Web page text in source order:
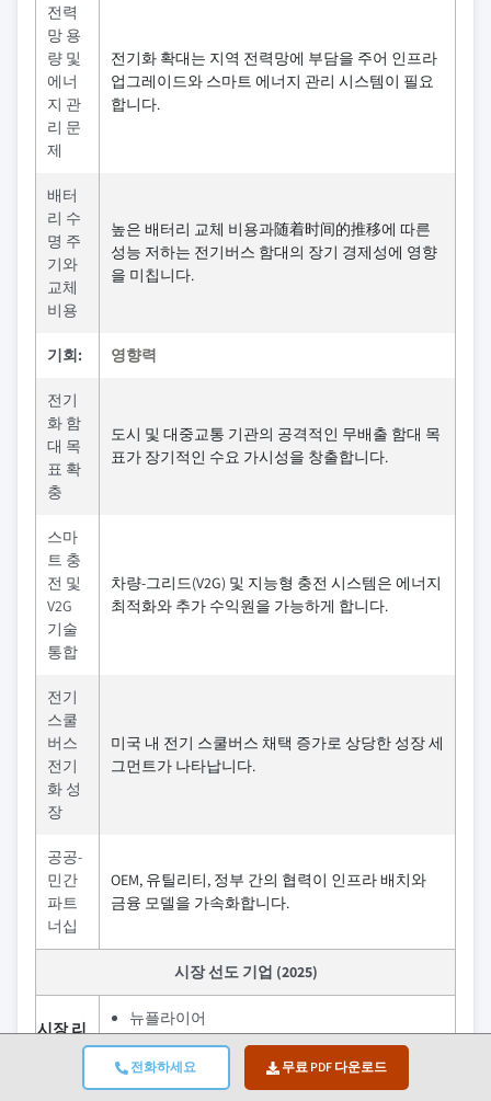
전화하세요 무료 PDF 다운로드
전력
망 용
량 및
에너
지 관
리 문
제
전기화 확대는 지역 전력망에 부담을 주어 인프라
업그레이드와 스마트 에너지 관리 시스템이 필요
합니다.
배터
리 수
명 주
기와
교체
비용
높은 배터리 교체 비용과随着时间的推移에 따른
성능 저하는 전기버스 함대의 장기 경제성에 영향
을 미칩니다.
기회: 영향력
전기
화 함
대 목
표 확
충
도시 및 대중교통 기관의 공격적인 무배출 함대 목
표가 장기적인 수요 가시성을 창출합니다.
스마
트 충
전 및
V2G
기술
통합
차량-그리드(V2G) 및 지능형 충전 시스템은 에너지
최적화와 추가 수익원을 가능하게 합니다.
전기
스쿨
버스
전기
화 성
장
미국 내 전기 스쿨버스 채택 증가로 상당한 성장 세
그먼트가 나타납니다.
공공-
민간
파트
너십
OEM, 유틸리티, 정부 간의 협력이 인프라 배치와
금융 모델을 가속화합니다.
시장 선도 기업 (2025)
시장 리
뉴플라이어
20.5% 시장 점유율